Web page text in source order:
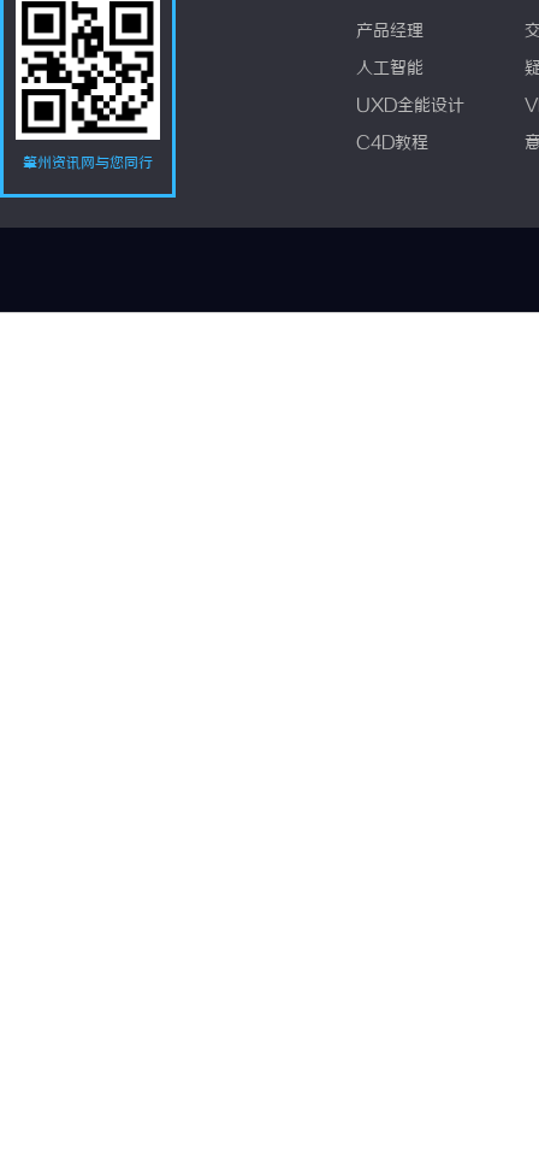
肇州资讯网与您同行
产品经理
人工智能
UXD全能设计
C4D教程